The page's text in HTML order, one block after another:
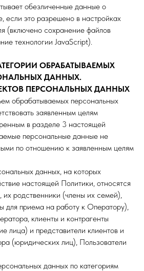
обезличенные данные о
если это разрешено в настройках
(включено сохранение файлов
технологии JavaScript).
ОБРАБАТЫВАЕМЫХ
ДАННЫХ.
ПЕРСОНАЛЬНЫХ ДАННЫХ
обрабатываемых персональных
заявленным целям
в разделе 3 настоящей
персональные данные не
по отношению к заявленным целям
данных, на которых
настоящей Политики, относятся
родственники (члены их семей),
для приема на работу к Оператору),
клиенты и контрагенты
лица) и представители клиентов и
(юридических лиц), Пользователи
данных по категориям